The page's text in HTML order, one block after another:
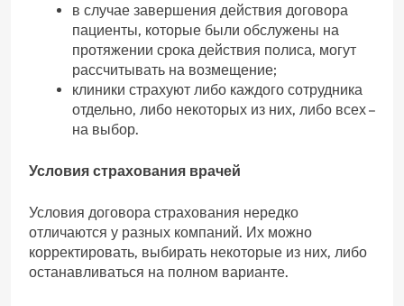
в случае завершения действия договора
пациенты, которые были обслужены на
протяжении срока действия полиса, могут
рассчитывать на возмещение;
клиники страхуют либо каждого сотрудника
отдельно, либо некоторых из них, либо всех –
на выбор.
Условия страхования врачей
Условия договора страхования нередко
отличаются у разных компаний. Их можно
корректировать, выбирать некоторые из них, либо
останавливаться на полном варианте.